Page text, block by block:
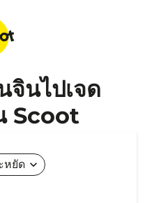
จินไปเจด
Scoot
หยัด expand_more